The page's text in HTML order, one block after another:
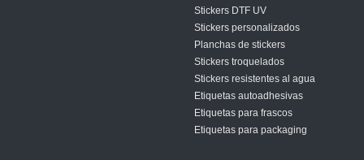
Stickers DTF UV
Stickers personalizados
Planchas de stickers
Stickers troquelados
Stickers resistentes al agua
Etiquetas autoadhesivas
Etiquetas para frascos
Etiquetas para packaging